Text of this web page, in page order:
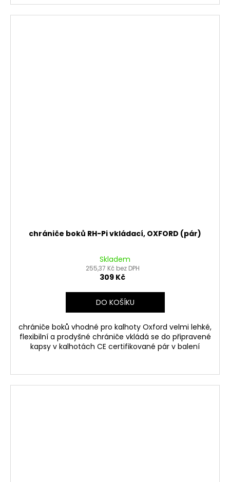
chrániče boků RH-Pi vkládací, OXFORD (pár)
Skladem
255,37 Kč bez DPH
309 Kč
DO KOŠÍKU
chrániče boků vhodné pro kalhoty Oxford velmi lehké,
flexibilní a prodyšné chrániče vkládá se do připravené
kapsy v kalhotách CE certifikované pár v balení